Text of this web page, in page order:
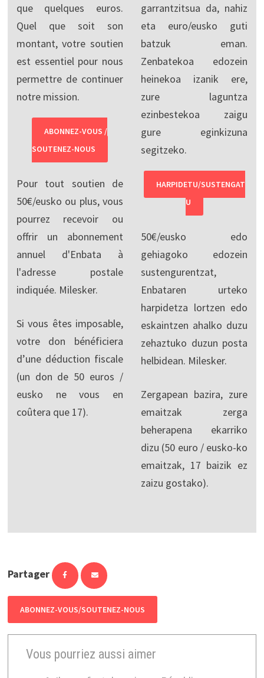
que quelques euros.
Quel que soit son
montant, votre soutien
est essentiel pour nous
permettre de continuer
notre mission.
ABONNEZ-VOUS /
SOUTENEZ-NOUS
Pour tout soutien de
50€/eusko ou plus, vous
pourrez recevoir ou
offrir un abonnement
annuel d'Enbata à
l'adresse postale
indiquée. Milesker.
Si vous êtes imposable,
votre don bénéficiera
d’une déduction fiscale
(un don de 50 euros /
eusko ne vous en
coûtera que 17).
garrantzitsua da, nahiz
eta euro/eusko guti
batzuk eman.
Zenbatekoa edozein
heinekoa izanik ere,
zure laguntza
ezinbestekoa zaigu
gure eginkizuna
segitzeko.
HARPIDETU/SUSTENGAT
U
50€/eusko edo
gehiagoko edozein
sustengurentzat,
Enbataren urteko
harpidetza lortzen edo
eskaintzen ahalko duzu
zehaztuko duzun posta
helbidean. Milesker.
Zergapean bazira, zure
emaitzak zerga
beherapena ekarriko
dizu (50 euro / eusko-ko
emaitzak, 17 baizik ez
zaizu gostako).
Partager
ABONNEZ-VOUS/SOUTENEZ-NOUS
Vous pourriez aussi aimer